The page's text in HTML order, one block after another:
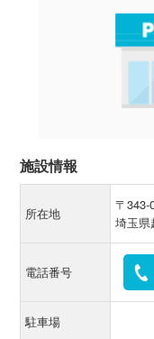
施設情報
所在地
〒343-
埼玉県
電話番号
駐車場